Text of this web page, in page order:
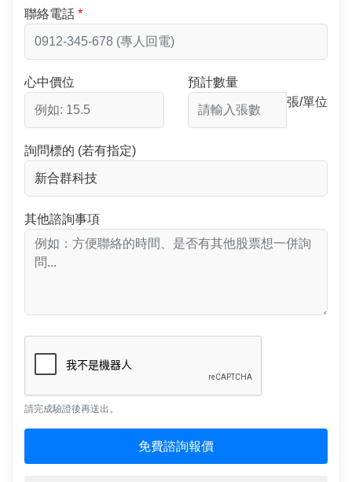
聯絡電話
心中價位
預計數量
張/單位
詢問標的 (若有指定)
其他諮詢事項
請完成驗證後再送出。
免費諮詢報價